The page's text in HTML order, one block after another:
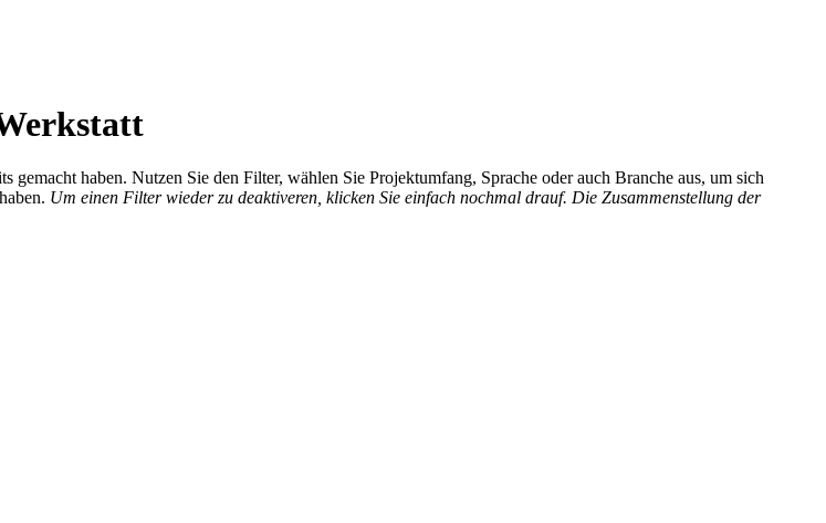
haben. Nutzen Sie den Filter, wählen Sie Projektumfang, Sprache oder auch Branche aus, um sich
Um einen Filter wieder zu deaktiveren, klicken Sie einfach nochmal drauf. Die Zusammenstellung der